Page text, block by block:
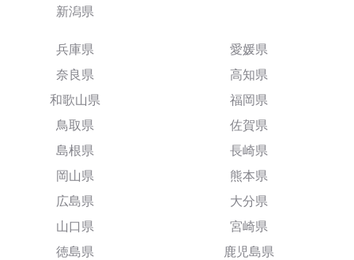
新潟県
兵庫県
奈良県
和歌山県
鳥取県
島根県
岡山県
広島県
山口県
徳島県
愛媛県
高知県
福岡県
佐賀県
長崎県
熊本県
大分県
宮崎県
鹿児島県